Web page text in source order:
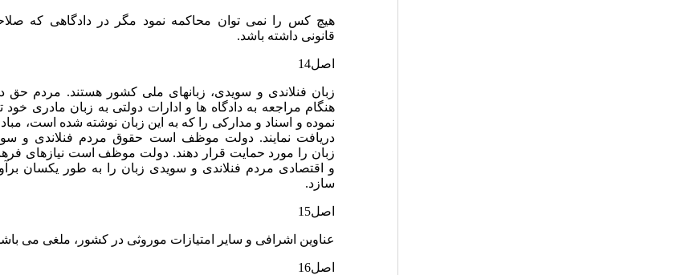
هیچ‏ کس‏ را نمی‏ توان‏ محاکمه‏ نمود مگر در دادگاهی‏ که‏
قانونی‏ داشته‏ باشد.
اصل‏14
زبان‏ فنلاندی‏ و سویدی‏، زبانهای‏ ملی‏ کشور هستند. مردم‏ حق‏
هنگام‏ مراجعه‏ به‏ دادگاه‏ ها و ادارات‏ دولتی‏ به‏ زبان‏ مادری‏ خود
نموده‏ و اسناد و مدارکی‏ را که‏ به‏ این‏ زبان‏ نوشته‏ شده‏ است‏،
دریافت‏ نمایند. دولت‏ موظف‏ است‏ حقوق‏ مردم‏ فنلاندی‏ و
زبان‏ را مورد حمایت‏ قرار دهند. دولت‏ موظف‏ است‏ نیازهای‏
و اقتصادی‏ مردم‏ فنلاندی‏ و سویدی‏ زبان‏ را به‏ طور یکسان‏
سازد.
اصل‏15
عناوین‏ اشرافی‏ و سایر امتیازات‏ موروثی‏ در کشور، ملغی‏ می‏
اصل‏16